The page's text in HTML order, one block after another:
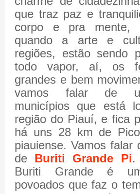
que traz paz e
corpo e pra mente,
quando a arte e
regiões, estão sendo
todo vapor, aí, os
grandes e bem
vamos falar de
municípios que está
região do Piauí, e fica
há uns 28 km de
piauiense. Vamos falar
de Buriti Grande Pi.
Buriti Grande é
povoados que faz o